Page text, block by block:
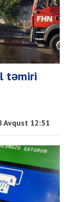
təmiri
Avqust 12:51